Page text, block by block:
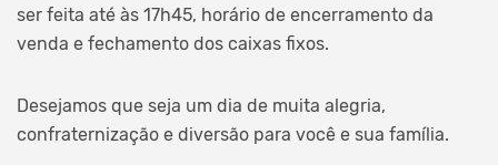
ser feita até às 17h45, horário de encerramento da
venda e fechamento dos caixas fixos.
Desejamos que seja um dia de muita alegria,
confraternização e diversão para você e sua família.